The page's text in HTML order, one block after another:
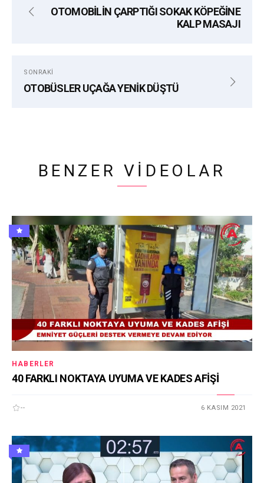
OTOMOBİLİN ÇARPTIĞI SOKAK KÖPEĞİNE
KALP MASAJI
SONRAKI
OTOBÜSLER UÇAĞA YENİK DÜŞTÜ
BENZER VIDEOLAR
HABERLER
40 FARKLI NOKTAYA UYUMA VE KADES AFİŞİ
-- 6 KASIM 2021